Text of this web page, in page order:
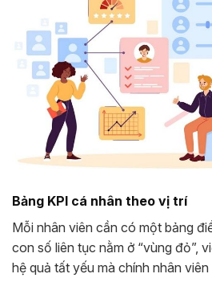
Bảng KPI cá nhân theo vị trí
Mỗi nhân viên cần có một bảng
con số liên tục nằm ở “vùng đỏ”,
hệ quả tất yếu mà chính nhân